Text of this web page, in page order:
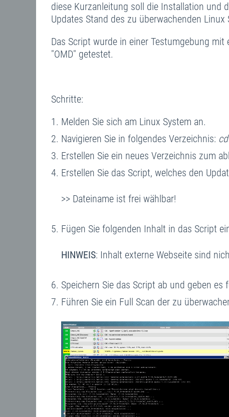
diese Kurzanleitung soll die Installation und
Updates Stand des zu überwachenden Linux
Das Script wurde in einer Testumgebung
"OMD" getestet.
Schritte:
Melden Sie sich am Linux System an.
Navigieren Sie in folgendes Verzeichnis:
Erstellen Sie ein neues Verzeichnis zum
Erstellen Sie das Script, welches den
>> Dateiname ist frei wählbar!
Fügen Sie folgenden Inhalt in das Script
HINWEIS: Inhalt externe Webseite sind
Speichern Sie das Script ab und geben es
Führen Sie ein Full Scan der zu